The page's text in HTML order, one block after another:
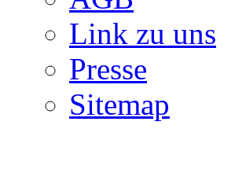
Link zu uns
Presse
Sitemap